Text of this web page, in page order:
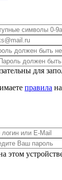
для
правила
этом